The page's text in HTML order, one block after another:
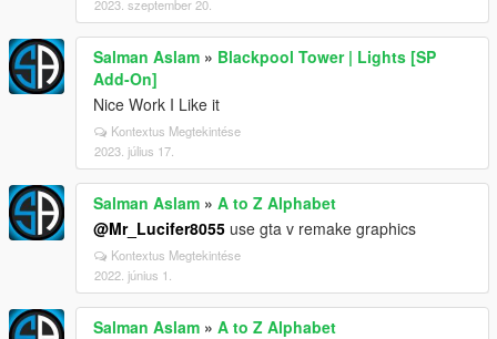
2023. szeptember 20.
Salman Aslam » Blackpool Tower | Lights [SP
Add-On]
Nice Work I Like it
Kontextus Megtekintése
2023. július 17.
Salman Aslam » A to Z Alphabet
@Mr_Lucifer8055 use gta v remake graphics
Kontextus Megtekintése
2022. június 1.
Salman Aslam » A to Z Alphabet